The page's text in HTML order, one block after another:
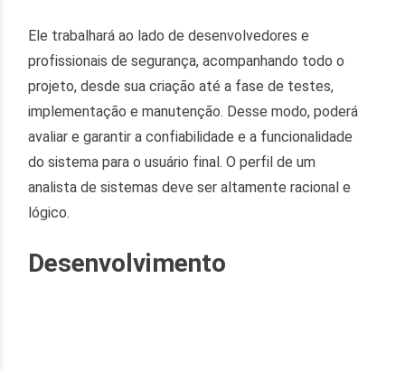
Ele trabalhará ao lado de desenvolvedores e
profissionais de segurança, acompanhando todo o
projeto, desde sua criação até a fase de testes,
implementação e manutenção. Desse modo, poderá
avaliar e garantir a confiabilidade e a funcionalidade
do sistema para o usuário final. O perfil de um
analista de sistemas deve ser altamente racional e
lógico.
Desenvolvimento